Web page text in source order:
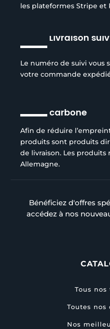
les plateformes Stripe et
Livraison
Le numéro de suivi vous
votre commande
Réduction
carbone
Afin de réduire
produits sont produits
de livraison. Les
Allemagne.
Bénéficiez d'offres
accédez à nos
Tous nos
Toutes nos
Nos